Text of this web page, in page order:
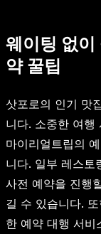
웨이팅 없
약 꿀팁
삿포로의 인기 맛
니다. 소중한 여행
마이리얼트립의
니다. 일부 레스토
사전 예약을 진행
길 수 있습니다.
한 예약 대행 서비